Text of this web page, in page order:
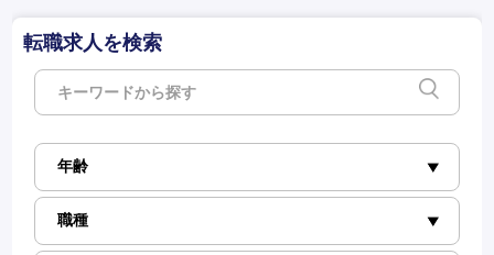
転職求人を検索